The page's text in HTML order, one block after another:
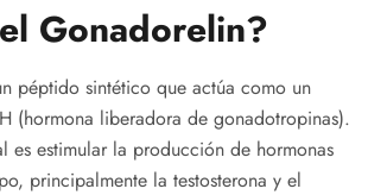
Gonadorelin?
péptido sintético que actúa como un
(hormona liberadora de gonadotropinas).
es estimular la producción de hormonas
principalmente la testosterona y el